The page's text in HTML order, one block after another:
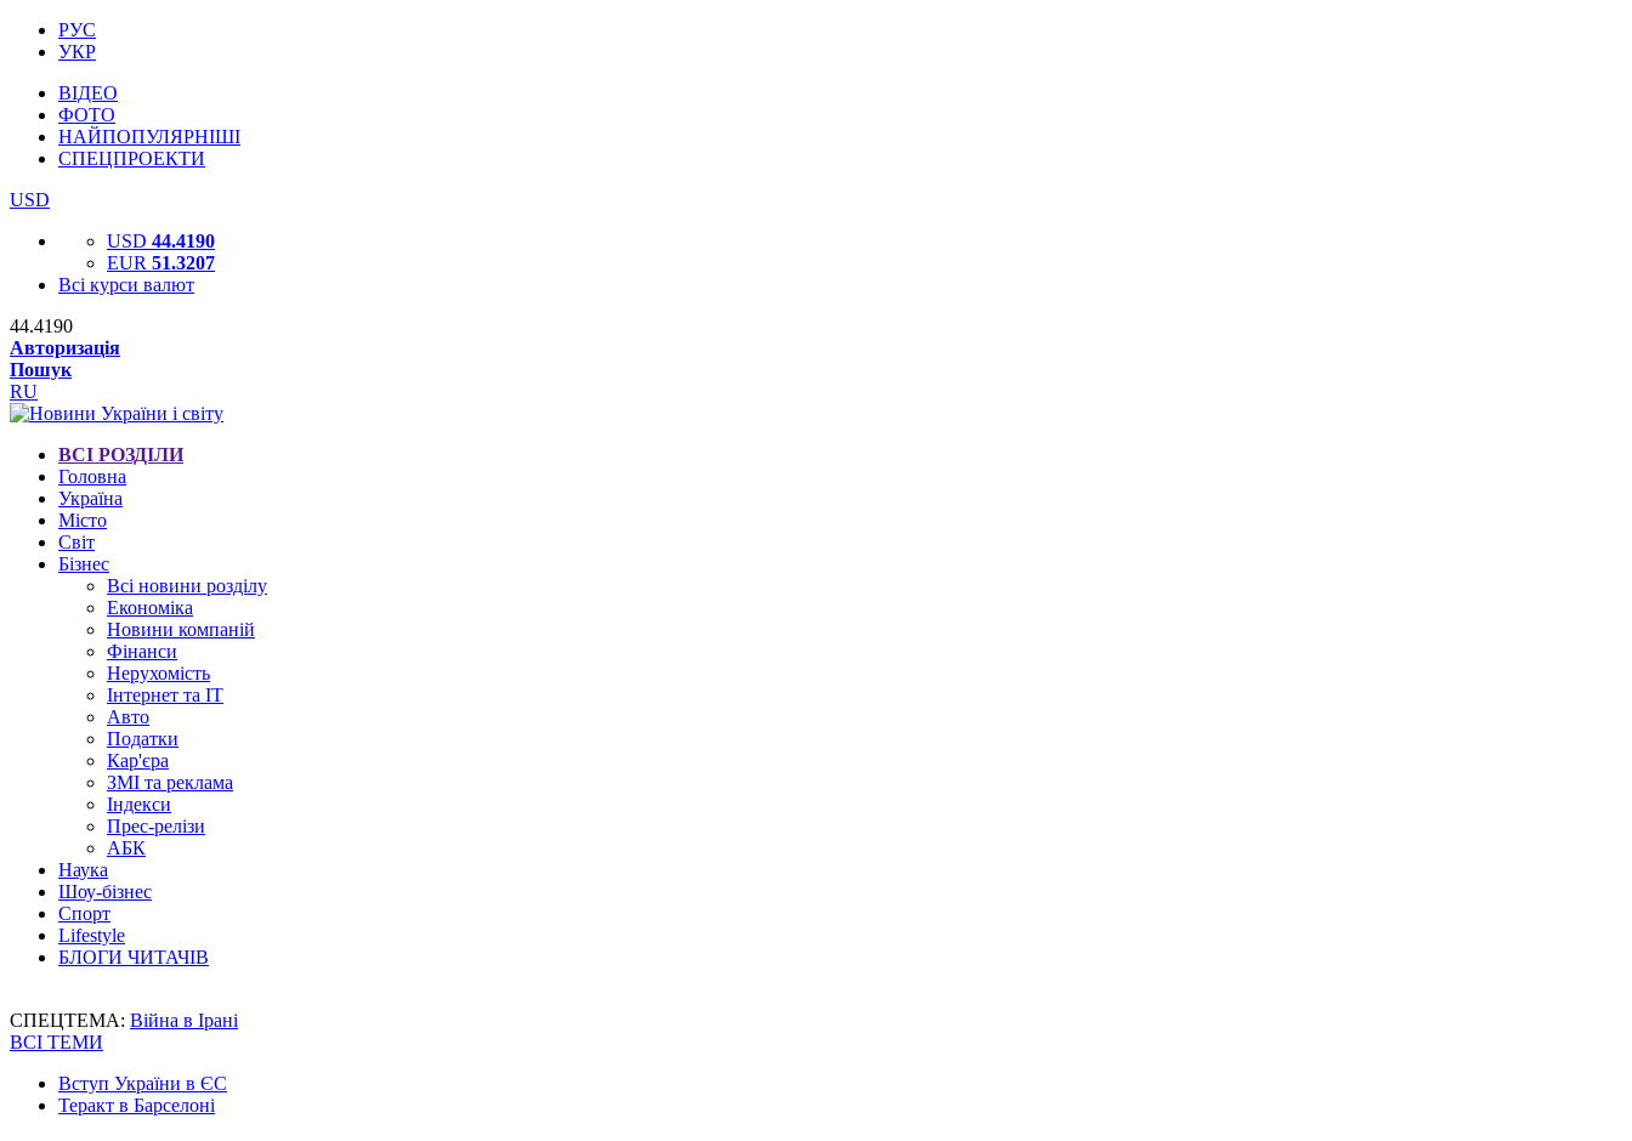
РУС
УКР
ВІДЕО
ФОТО
НАЙПОПУЛЯРНІШІ
СПЕЦПРОЕКТИ
USD
USD 44.4190
EUR 51.3207
Всі курси валют
44.4190
Авторизація
Пошук
RU
ВСІ РОЗДІЛИ
Головна
Україна
Місто
Світ
Бізнес
Всі новини розділу
Економіка
Новини компаній
Фінанси
Нерухомість
Інтернет та IT
Авто
Податки
Кар'єра
ЗМІ та реклама
Індекси
Прес-релізи
АБК
Наука
Шоу-бізнес
Спорт
Lifestyle
БЛОГИ ЧИТАЧІВ
СПЕЦТЕМА: Війна в Ірані
ВСІ ТЕМИ
Вступ України в ЄС
Теракт в Барселоні